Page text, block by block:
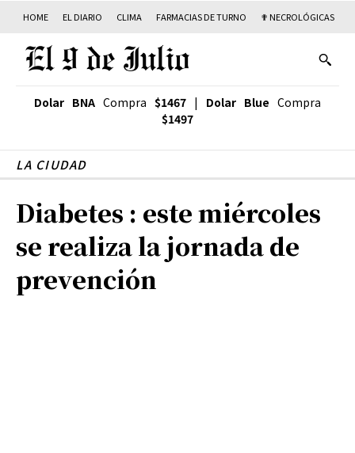
HOME EL DIARIO CLIMA FARMACIAS DE TURNO ✟ NECROLÓGICAS
Dolar BNA Compra $1467 | Dolar Blue Compra
$1497
LA CIUDAD
Diabetes : este miércoles
se realiza la jornada de
prevención